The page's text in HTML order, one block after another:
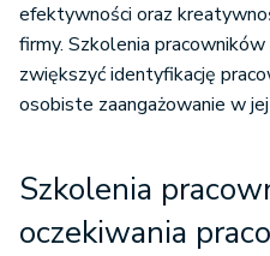
efektywności oraz
firmy. Szkolenia
zwiększyć identyfikację
osobiste zaangażowanie w jej
Szkolenia
oczekiwania